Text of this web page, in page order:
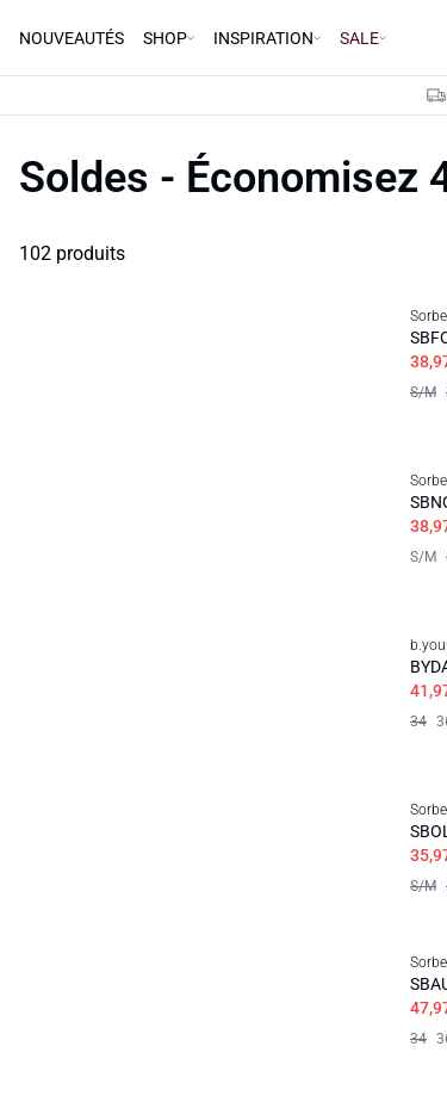
NOUVEAUTÉS SHOP INSPIRATION SALE
Soldes - Économisez
102 produits
S/M
S/M
34
S/M
34